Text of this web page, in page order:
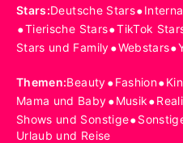
Stars:Deutsche Stars•
•Tierische Stars•TikTok
Stars und Family•Webstars•
Themen:Beauty•Fashion•
Mama und Baby•Musik•
Shows und Sonstige•
Urlaub und Reise